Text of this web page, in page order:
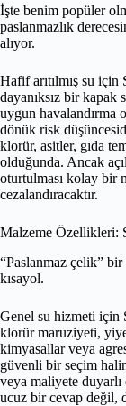
İşte benim popüler
paslanmazlık
alıyor.
Hafif arıtılmış su için
dayanıksız bir kapak
uygun havalandırma
dönük risk
klorür, asitler, gıda
olduğunda. Ancak
oturtulması kolay bir
cezalandıracaktır.
Malzeme Özellikleri:
“Paslanmaz çelik”
kısayol.
Genel su hizmeti için
klorür maruziyeti,
kimyasallar veya
güvenli bir seçim
veya maliyete
ucuz bir cevap değil,